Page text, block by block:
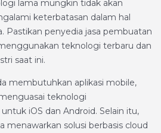
lama mungkin tidak akan
keterbatasan dalam hal
Pastikan penyedia jasa pembuatan
teknologi terbaru dan
saat ini.
membutuhkan aplikasi mobile,
teknologi
iOS dan Android. Selain itu,
menawarkan solusi berbasis cloud